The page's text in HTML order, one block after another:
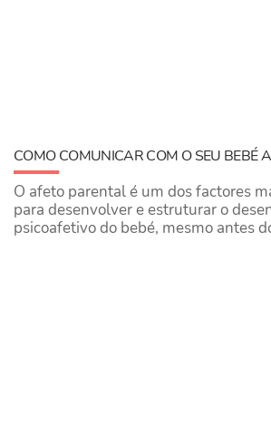
COMO COMUNICAR COM O SEU BEBÉ
O afeto parental é um dos factores
para desenvolver e estruturar o
psicoafetivo do bebé, mesmo antes